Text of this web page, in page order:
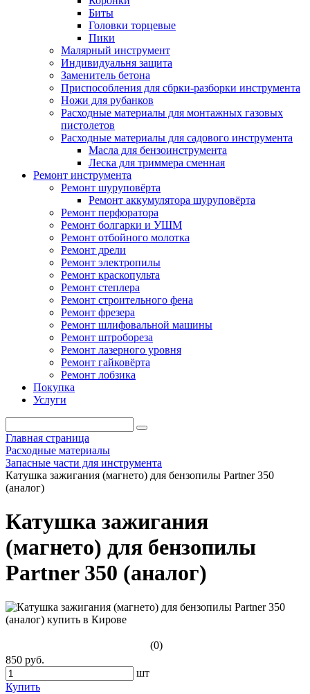
Биты
Головки торцевые
Пики
Малярный инструмент
Индивидуальня защита
Заменитель бетона
Приспособления для сбрки-разборки инструмента
Ножи для рубанков
Расходные материалы для монтажных газовых
пистолетов
Расходные материалы для садового инструмента
Масла для бензоинструмента
Леска для триммера сменная
Ремонт инструмента
Ремонт шуруповёрта
Ремонт аккумулятора шуруповёрта
Ремонт перфоратора
Ремонт болгарки и УШМ
Ремонт отбойного молотка
Ремонт дрели
Ремонт электропилы
Ремонт краскопульта
Ремонт степлера
Ремонт строительного фена
Ремонт фрезера
Ремонт шлифовальной машины
Ремонт штробореза
Ремонт лазерного уровня
Ремонт гайковёрта
Ремонт лобзика
Покупка
Услуги
Главная страница
Расходные материалы
Запасные части для инструмента
Катушка зажигания (магнето) для бензопилы Partner 350
(аналог)
Катушка зажигания
(магнето) для бензопилы
Partner 350 (аналог)
(0)
850 руб.
шт
Купить